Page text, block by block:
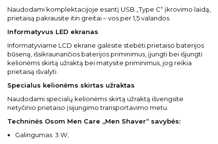
Naudodami komplektacijoje esantį USB „Type C“ įkrovimo laidą,
prietaisą pakrausite itin greitai – vos per 1,5 valandos.
Informatyvus LED ekranas
Informatyviame LCD ekrane galėsite stebėti prietaiso baterijos
būseną, išsikraunančios baterijos priminimus, įjungti bei išjungti
kelionėms skirtą užraktą bei matysite priminimus, jog reikia
prietaisą išvalyti.
Specialus kelionėms skirtas užraktas
Naudodami specialų kelionėms skirtą užraktą išvengsite
netyčinio prietaiso įsijungimo transportavimo metu.
Techninės Osom Men Care „Men Shaver“ savybės:
Galingumas: 3 W;